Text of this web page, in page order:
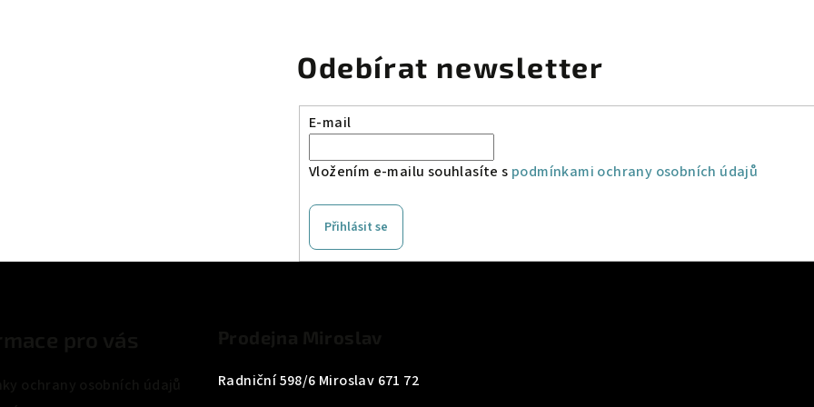
Odebírat newsletter
E-mail
Vložením e-mailu souhlasíte s podmínkami ochrany osobních údajů
Přihlásit se
Radniční 598/6 Miroslav 671 72